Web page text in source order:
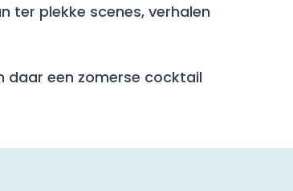
ter plekke scenes, verhalen
daar een zomerse cocktail